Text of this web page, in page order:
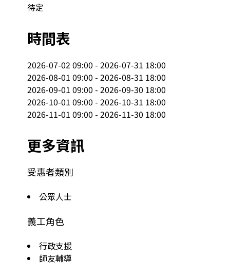
待定
時間表
2026-07-02 09:00 - 2026-07-31 18:00
2026-08-01 09:00 - 2026-08-31 18:00
2026-09-01 09:00 - 2026-09-30 18:00
2026-10-01 09:00 - 2026-10-31 18:00
2026-11-01 09:00 - 2026-11-30 18:00
更多資訊
受惠者類別
公眾人士
義工角色
行政支援
師友輔導